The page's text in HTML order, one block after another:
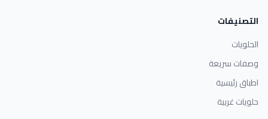
التصنيفات
الحلويات
وصفات سريعة
اطباق رئيسية
حلويات غربية